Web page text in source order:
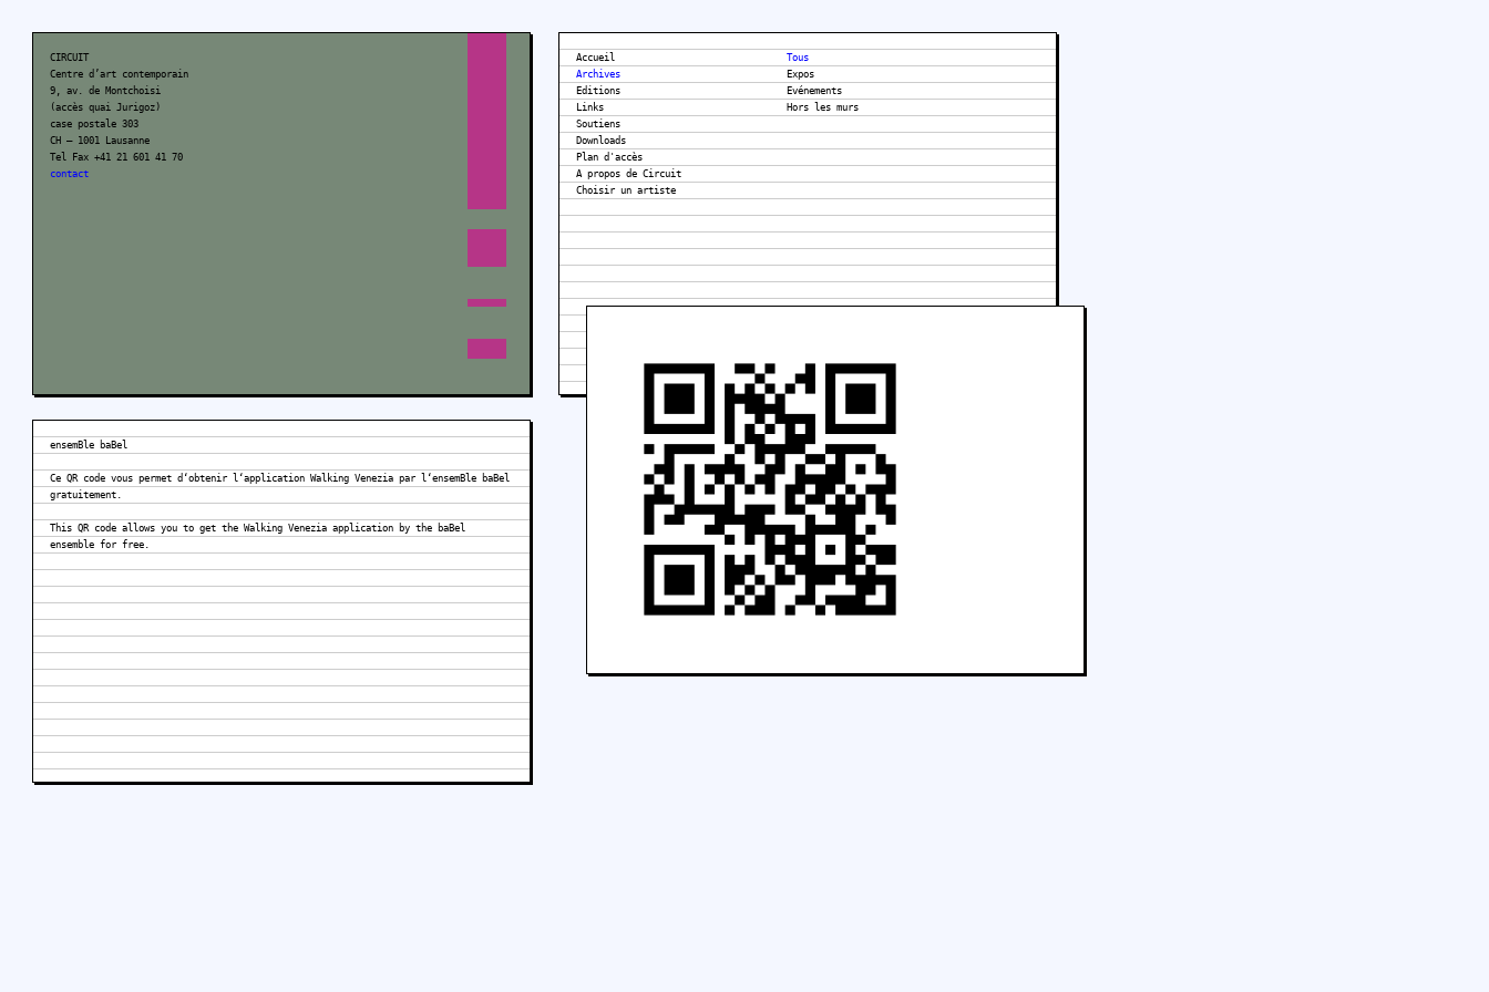
CIRCUIT
Centre d’art contemporain
9, av. de Montchoisi
(accès quai Jurigoz)
case postale 303
CH – 1001 Lausanne
Tel Fax +41 21 601 41 70
contact
Accueil
Archives
Editions
Links
Soutiens
Downloads
Plan d'accès
A propos de Circuit
Tous
Expos
Evénements
Hors les murs
ensemBle baBel
Ce QR code vous permet d‘obtenir l‘application Walking Venezia par l‘ensemBle baBel
gratuitement.
This QR code allows you to get the Walking Venezia application by the baBel
ensemble for free.